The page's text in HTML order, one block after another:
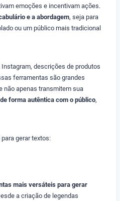
emoções e incentivam ações.
e a abordagem, seja para
ou um público mais tradicional
descrições de produtos
ferramentas são grandes
não apenas transmitem sua
forma autêntica com o público,
gerar textos:
mais versáteis para gerar
a criação de legendas